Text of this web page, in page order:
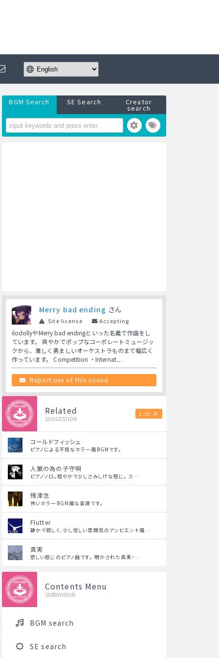
BGM Search SE Search Creator
search
Merry bad ending さん
Site license Accepting
ilodollyやMerry bad endingといった名義で作曲をし
ています。 爽やかでポップなコーポレートミュージッ
クから、激しく勇ましいオーケストラものまで幅広く
作っています。 Competition ・Internat…
Report use of this sound
Related
SUGGESTION
List
コールドフィッシュ
ピアノによる不穏なホラー風BGMです。
人狼の為の子守唄
ピアノソロ。穏やかで少しさみしげな感じ。 ス…
残滓念
怖いホラーBGM風な音源です。
Flutter
静かで寂しく、少し怪しい雰囲気のアンビエント風…
真実
悲しい感じのピアノ曲です。 明かされた真実・…
Contents Menu
SUBDIVISION
BGM search
SE search